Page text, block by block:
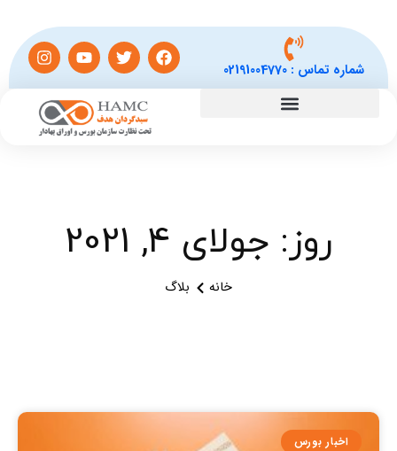
شماره تماس :02191004770
روز: جولای 4, 2021
خانه بلاگ
اخبار بورس